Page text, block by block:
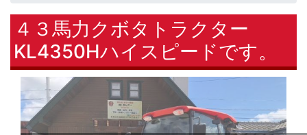
４３馬力クボタトラクター
KL4350Hハイスピードです。